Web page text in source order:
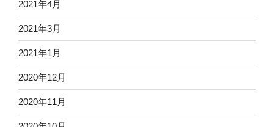
2021年4月
2021年3月
2021年1月
2020年12月
2020年11月